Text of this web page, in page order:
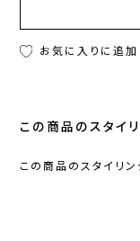
お気に入りに追加
この商品のスタイ
この商品のスタイリ